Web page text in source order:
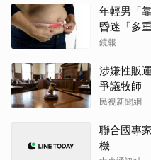
年輕男「
昏迷「多
鏡報
涉嫌性販
爭議牧師
民視新聞網
聯合國專
機